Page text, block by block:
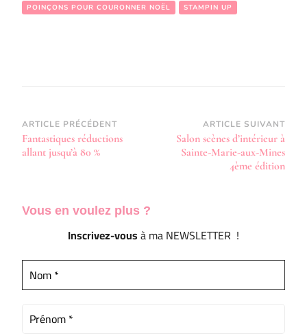
POINÇONS POUR COURONNER NOËL STAMPIN UP
Navigation
d’article
ARTICLE PRÉCÉDENT
Fantastiques réductions
allant jusqu’à 80 %
ARTICLE SUIVANT
Salon scènes d’intérieur à
Sainte-Marie-aux-Mines
4ème édition
Vous en voulez plus ?
Inscrivez-vousà ma NEWSLETTER !